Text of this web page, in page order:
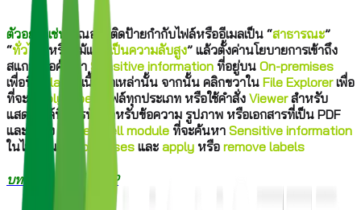
ตัวอย่างเช่น คุณอาจติดป้ายกำกับไฟล์หรืออีเมลเป็น “สาธารณะ”
“ทั่วไป ” หรือแม้แต่ “ เป็นความลับสูง” แล้วตั้งค่านโยบายการเข้าถึง
สแกนเพื่อค้นหา Sensitive information ที่อยู่บน On-premises
เพื่อที่จะ label เนื้อหาเหล่านั้น จากนั้น คลิกขวาใน File Explorerเพื่อ
ที่จะ
apply labels ไฟล์ทุกประเภท หรือใช้คำสั่ง Viewerสำหรับ
แสดงไฟล์ที่เข้ารหัสสำหรับข้อความ รูปภาพ หรือเอกสารที่เป็น PDF
และคำสั่ง PowerShell module ที่จะค้นหา Sensitive information
ในไฟล์บน
On-premises และ apply หรือ remove labels
บทความเกี่ยวกับ AIP